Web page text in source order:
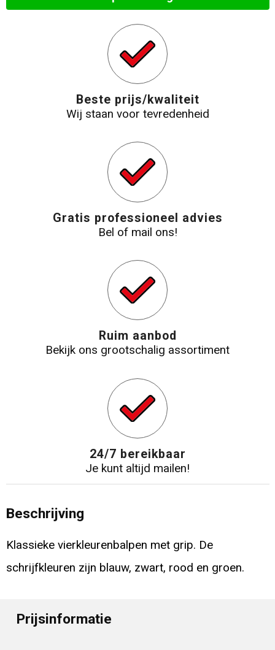
Beste prijs/kwaliteit
Wij staan voor tevredenheid
Gratis professioneel advies
Bel of mail ons!
Ruim aanbod
Bekijk ons grootschalig assortiment
24/7 bereikbaar
Je kunt altijd mailen!
Beschrijving
Klassieke vierkleurenbalpen met grip. De
schrijfkleuren zijn blauw, zwart, rood en groen.
Prijsinformatie